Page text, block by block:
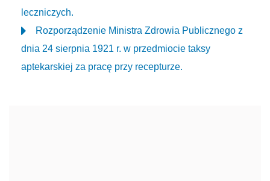
leczniczych.
Rozporządzenie Ministra Zdrowia Publicznego z
dnia 24 sierpnia 1921 r. w przedmiocie taksy
aptekarskiej za pracę przy recepturze.